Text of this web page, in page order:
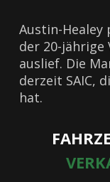
Austin-Healey
der 20-jährige
auslief. Die
derzeit SAIC,
hat.